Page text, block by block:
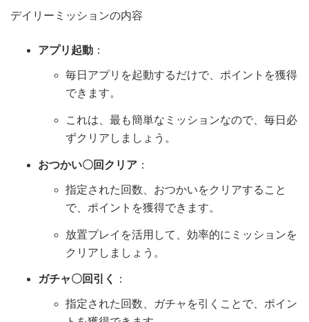
デイリーミッションの内容
アプリ起動 ：
毎日アプリを起動するだけで、ポイントを獲得
できます。
これは、最も簡単なミッションなので、毎日必
ずクリアしましょう。
おつかい〇回クリア ：
指定された回数、おつかいをクリアすること
で、ポイントを獲得できます。
放置プレイを活用して、効率的にミッションを
クリアしましょう。
ガチャ〇回引く ：
指定された回数、ガチャを引くことで、ポイン